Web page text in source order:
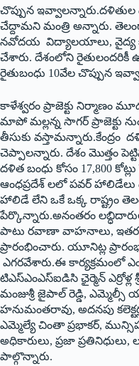
చొప్పున
చేద్దామని మంత్రి అన్నారు.
నవోదయ విద్యాలయాలు, వైద్య
‌చేశారు. దేశంలోని రైతులందరికీ
రైతుబంధు 10వేల చొప్పున
కాళేశ్వరం ప్రాజెక్టు నిర్మాణం
మాపో మల్లన్న సాగర్‌ ‌ప్రాజెక్టు
తీసుకు వస్తామన్నారు.కేంద్రం
చెప్పాలన్నారు. దేశం మొత్తం
దళిత బంధు కోసం 17,800
ఆంధప్రదేశ్‌ ‌లలో పవర్‌
‌హాలిడే లేని ఒకే ఒక్క రాష్ట్రం
పేర్కొన్నారు.అనంతరం
పాటు రవాణా వాహనాలు, ఇతర
ప్రారంభించారు. యూనిట్ల
ఎగరవేశారు.ఈ కార్యక్రమంలో
టిఎస్‌ఎంఎస్‌ఐడిసి ఛైర్మెన్‌
‌మంజుశ్రీ జైపాల్‌ ‌రెడ్డి, ఎమ్మెల్సీ
‌హనుమంతరావు, అదనపు
ఎమ్మెల్యే చింతా ప్రభాకర్‌,
అధికారులు, ప్రజా ప్రతినిధులు,
పాల్గొన్నారు.